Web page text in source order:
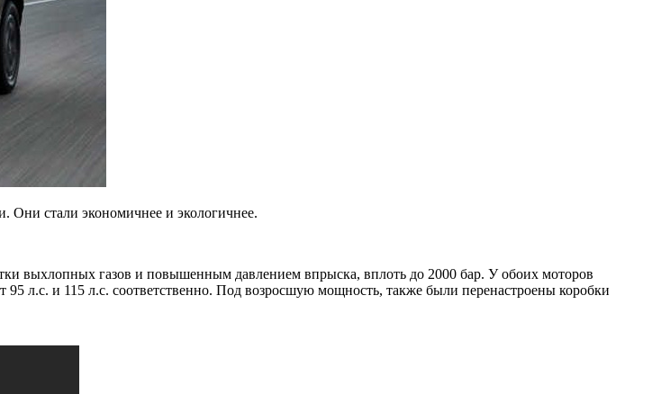
Они стали экономичнее и экологичнее.
выхлопных газов и повышенным давлением впрыска, вплоть до 2000 бар. У обоих моторов
л.с. и 115 л.с. соответственно. Под возросшую мощность, также были перенастроены коробки